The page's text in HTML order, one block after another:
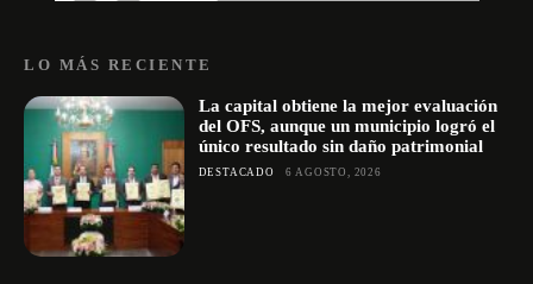
LO MÁS RECIENTE
La capital obtiene la mejor evaluación
del OFS, aunque un municipio logró el
único resultado sin daño patrimonial
DESTACADO 6 AGOSTO, 2026